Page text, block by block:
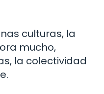
culturas, la
mucho,
la colectividad